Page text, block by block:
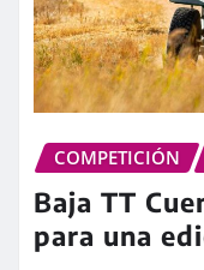
COMPETICIÓN
Baja TT
para una